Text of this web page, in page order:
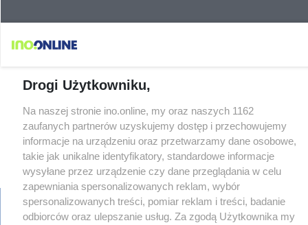
Drogi Użytkowniku,
Na naszej stronie ino.online, my oraz naszych 1162
zaufanych partnerów uzyskujemy dostęp i przechowujemy
informacje na urządzeniu oraz przetwarzamy dane osobowe,
takie jak unikalne identyfikatory, standardowe informacje
wysyłane przez urządzenie czy dane przeglądania w celu
zapewniania spersonalizowanych reklam, wybór
spersonalizowanych treści, pomiar reklam i treści, badanie
odbiorców oraz ulepszanie usług. Za zgodą Użytkownika my